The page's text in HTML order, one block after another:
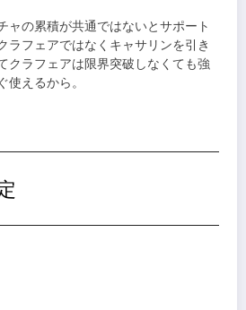
ャの累積が共通ではないとサポート
ラフェアではなくキャサリンを引き
クラフェアは限界突破しなくても強
えるから。